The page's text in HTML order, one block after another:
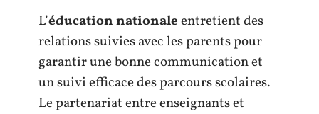
L’éducation nationaleentretient des
relations suivies avec les parents pour
garantir une bonne communication et
un suivi efficace des parcours scolaires.
Le partenariat entre enseignants et